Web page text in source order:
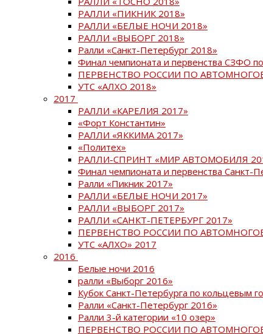
РАЛЛИ «ПИКНИК 2018»
РАЛЛИ «БЕЛЫЕ НОЧИ 2018»
РАЛЛИ «ВЫБОРГ 2018»
Ралли «Санкт-Петербург 2018»
Финал чемпионата и первенства СЗФО
ПЕРВЕНСТВО РОССИИ ПО
УТС «АЛХО 2018»
2017
РАЛЛИ «КАРЕЛИЯ 2017»
«Форт Константин»
РАЛЛИ «ЯККИМА 2017»
«Политех»
РАЛЛИ-СПРИНТ «МИР АВТОМОБИЛЯ
Финал чемпионата и первенства Санкт-
Ралли «Пикник 2017»
РАЛЛИ «БЕЛЫЕ НОЧИ 2017»
РАЛЛИ «ВЫБОРГ 2017»
РАЛЛИ «САНКТ-ПЕТЕРБУРГ 2017»
ПЕРВЕНСТВО РОССИИ ПО
УТС «АЛХО» 2017
2016
Белые ночи 2016
ралли «Выборг 2016»
Кубок Санкт-Петербурга по кольцевым
Ралли «Санкт-Петербург 2016»
Ралли 3-й категории «10 озер»
ПЕРВЕНСТВО РОССИИ ПО